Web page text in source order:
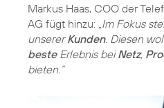
Markus Haas, COO der
AG fügt hinzu: „Im Fokus
unsererKunden. Diesen
beste Erlebnis beiNetz,
bieten.“